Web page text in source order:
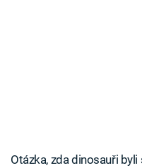
Otázka, zda dinosauři